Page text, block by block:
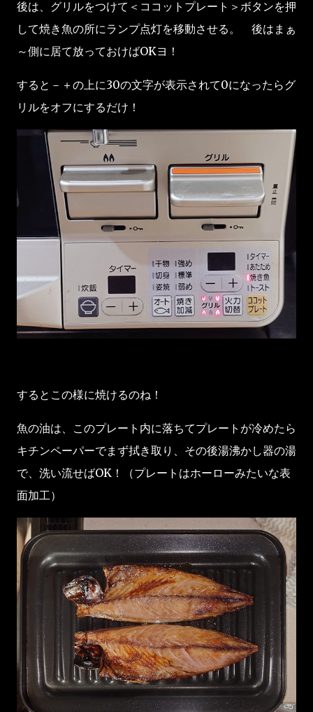
後は、グリルをつけて＜ココットプレート＞ボタンを押
して焼き魚の所にランプ点灯を移動させる。 後はまぁ
～側に居て放っておけばOKヨ！
すると－＋の上に30の文字が表示されて0になったらグ
リルをオフにするだけ！
するとこの様に焼けるのね！
魚の油は、このプレート内に落ちてプレートが冷めたら
キチンペーパーでまず拭き取り、その後湯沸かし器の湯
で、洗い流せばOK！（プレートはホーローみたいな表
面加工）